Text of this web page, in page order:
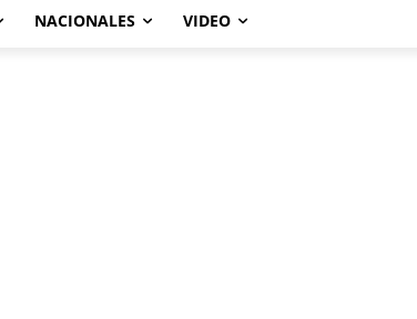
NACIONALES VIDEO